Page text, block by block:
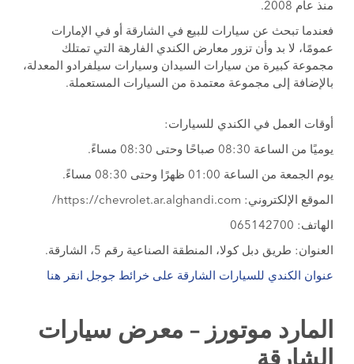
منذ عام 2008.
فعندما تبحث عن سيارات للبيع في الشارقة أو في الإمارات
عمومًا، لا بد وأن تزور معارض الكندي الفارهة التي تمتلك
مجموعة كبيرة من سيارات السيدان وسيارات سيلفرادو المعدلة،
بالإضافة إلى مجموعة معتمدة من السيارات المستعملة.
أوقات العمل في الكندي للسيارات:
يوميًا من الساعة 08:30 صباحًا وحتى 08:30 مساءً.
يوم الجمعة من الساعة 01:00 ظهرًا وحتى 08:30 مساءً.
الموقع الإلكتروني: https://chevrolet.ar.alghandi.com/
الهاتف: 065142700
العنوان: طريق دبل كولا، المنطقة الصناعية رقم 5، الشارقة.
عنوان الكندي للسيارات الشارقة على خرائط جوجل انقر هنا
المارد موتورز – معرض سيارات